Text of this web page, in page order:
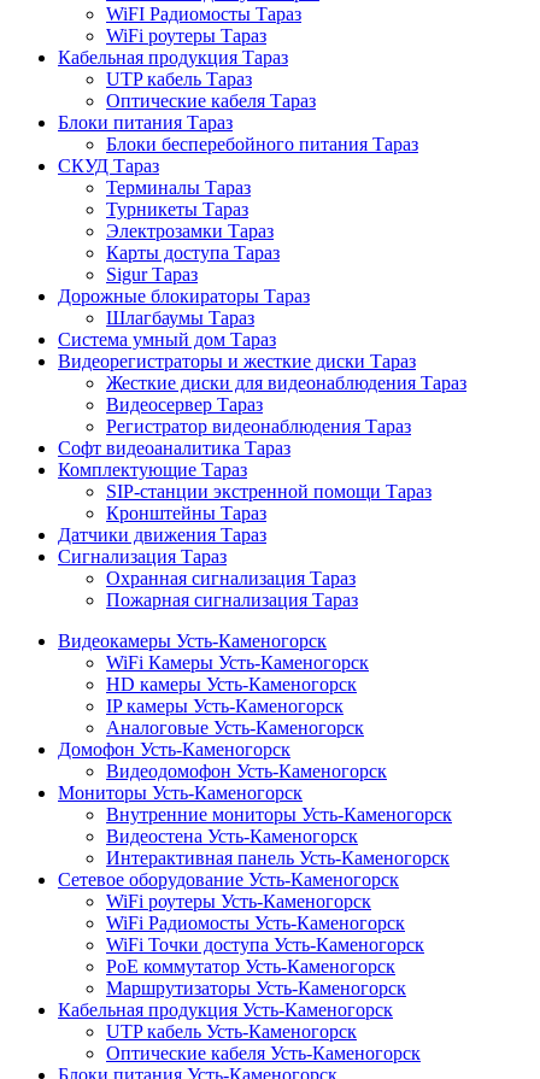
WiFI Радиомосты Тараз
WiFi роутеры Тараз
Кабельная продукция Тараз
UTP кабель Тараз
Оптические кабеля Тараз
Блоки питания Тараз
Блоки бесперебойного питания Тараз
СКУД Тараз
Терминалы Тараз
Турникеты Тараз
Электрозамки Тараз
Карты доступа Тараз
Sigur Тараз
Дорожные блокираторы Тараз
Шлагбаумы Тараз
Система умный дом Тараз
Видеорегистраторы и жесткие диски Тараз
Жесткие диски для видеонаблюдения Тараз
Видеосервер Тараз
Регистратор видеонаблюдения Тараз
Софт видеоаналитика Тараз
Комплектующие Тараз
SIP-станции экстренной помощи Тараз
Кронштейны Тараз
Датчики движения Тараз
Сигнализация Тараз
Охранная сигнализация Тараз
Пожарная сигнализация Тараз
Видеокамеры Усть-Каменогорск
WiFi Камеры Усть-Каменогорск
HD камеры Усть-Каменогорск
IP камеры Усть-Каменогорск
Аналоговые Усть-Каменогорск
Домофон Усть-Каменогорск
Видеодомофон Усть-Каменогорск
Мониторы Усть-Каменогорск
Внутренние мониторы Усть-Каменогорск
Видеостена Усть-Каменогорск
Интерактивная панель Усть-Каменогорск
Сетевое оборудование Усть-Каменогорск
WiFi роутеры Усть-Каменогорск
WiFi Радиомосты Усть-Каменогорск
WiFi Точки доступа Усть-Каменогорск
PoE коммутатор Усть-Каменогорск
Маршрутизаторы Усть-Каменогорск
Кабельная продукция Усть-Каменогорск
UTP кабель Усть-Каменогорск
Оптические кабеля Усть-Каменогорск
Блоки питания Усть-Каменогорск